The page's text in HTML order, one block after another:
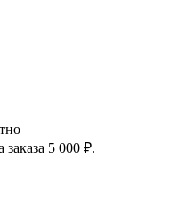
5 000 ₽.